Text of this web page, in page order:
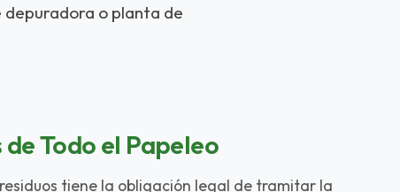
o planta de
Todo el Papeleo
tiene la obligación legal de tramitar la